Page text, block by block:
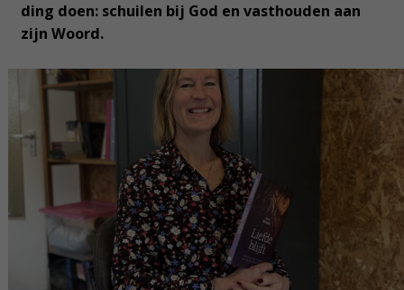
ding doen: schuilen bij God en vasthouden aan
zijn Woord.